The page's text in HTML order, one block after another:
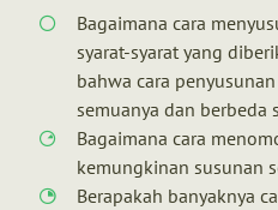
Bagaimana cara
syarat-syarat yang
bahwa cara
semuanya dan berbeda
Bagaimana cara
kemungkinan susunan
Berapakah banyaknya